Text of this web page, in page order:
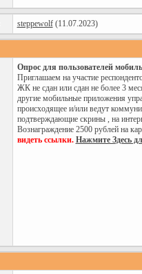
steppewolf(11.07.2023)
Опрос для пользователей
Приглашаем на участие
ЖК не сдан или сдан не более 3
другие мобильные приложения
происходящее и/или ведут
подтверждающие скрины , на
Вознаграждение 2500 рублей на
видеть ссылки. Нажмите Здесь